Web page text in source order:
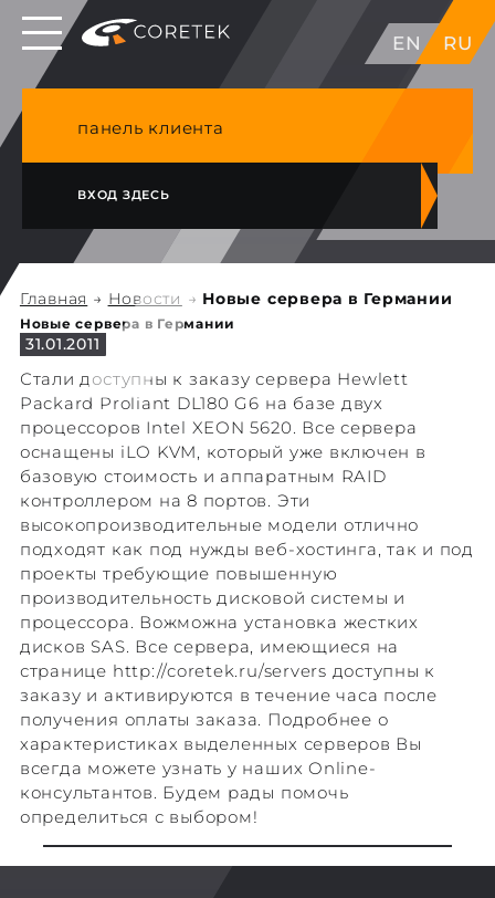
EN RU
Выделенные серверы в ЕС, Японии, ГК, США
NVME VPS & cPanel премиум хостинг в
панель клиента
ВХОД ЗДЕСЬ
Главная → Новости → Новые сервера в Германии
Новые сервера в Германии
31.01.2011
Стали доступны к заказу сервера Hewlett
Packard Proliant DL180 G6 на базе двух
процессоров Intel XEON 5620. Все сервера
оснащены iLO KVM, который уже включен в
базовую стоимость и аппаратным RAID
контроллером на 8 портов. Эти
высокопроизводительные модели отлично
подходят как под нужды веб-хостинга, так и под
проекты требующие повышенную
производительность дисковой системы и
процессора. Вожможна установка жестких
дисков SAS. Все сервера, имеющиеся на
странице http://coretek.ru/servers доступны к
заказу и активируются в течение часа после
получения оплаты заказа. Подробнее о
характеристиках выделенных серверов Вы
всегда можете узнать у наших Online-
консультантов. Будем рады помочь
определиться с выбором!